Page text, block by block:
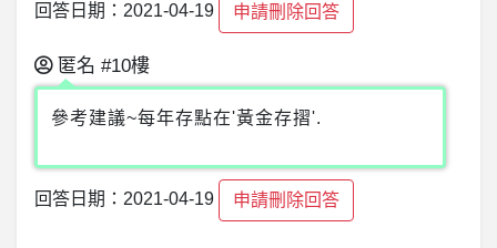
回答日期：2021-04-19 申請刪除回答
匿名 #10樓
參考建議~每年存點在'黃金存摺'.
回答日期：2021-04-19 申請刪除回答